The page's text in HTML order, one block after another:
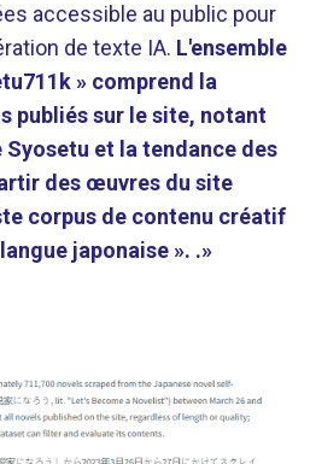
accessible au public pour
de texte IA. L'ensemble
» comprend la
publiés sur le site, notant
et la tendance des
des œuvres du site
corpus de contenu créatif
japonaise ». .»